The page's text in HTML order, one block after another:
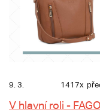
9. 3. 1417x
V hlavní roli -